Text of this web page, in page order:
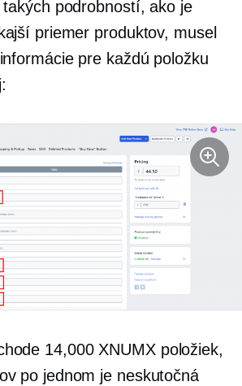
podrobností, ako je
priemer produktov, musel
pre každú položku
14,000 XNUMX položiek,
po jednom je neskutočná